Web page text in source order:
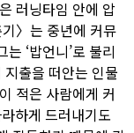
러닝타임 안에 압
〉는 중년에 커뮤
‘밥언니’로 불리
출을 떠안는 인물
적은 사람에게 커
하게 드러내기도